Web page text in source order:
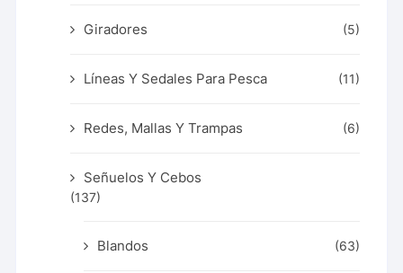
Giradores (5)
Líneas Y Sedales Para Pesca (11)
Redes, Mallas Y Trampas (6)
Señuelos Y Cebos
(137)
Blandos (63)